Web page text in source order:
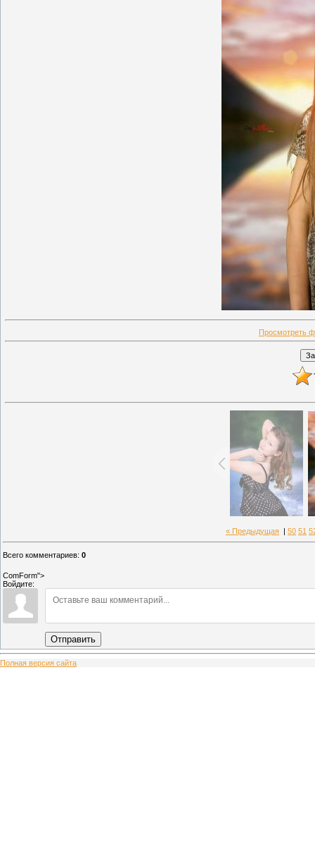
Просмотреть
« Предыдущая 50 51
Всего комментариев: 0
ComForm">
Войдите:
Отправить
Полная версия сайта